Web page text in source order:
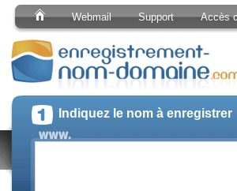
Webmail Support Accès
Indiquez le nom à enregistrer